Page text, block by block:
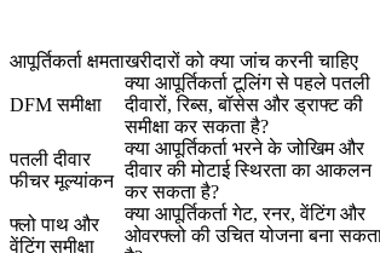
आपूर्तिकर्ता क्षमताखरीदारों को क्या जांच करनी चाहिए
DFM समीक्षा
क्या आपूर्तिकर्ता टूलिंग से पहले पतली
दीवारों, रिब्स, बॉसेस और ड्राफ्ट की
समीक्षा कर सकता है?
पतली दीवार
फीचर मूल्यांकन
क्या आपूर्तिकर्ता भरने के जोखिम और
दीवार की मोटाई स्थिरता का आकलन
कर सकता है?
फ्लो पाथ और
वेंटिंग समीक्षा
क्या आपूर्तिकर्ता गेट, रनर, वेंटिंग और
ओवरफ्लो की उचित योजना बना